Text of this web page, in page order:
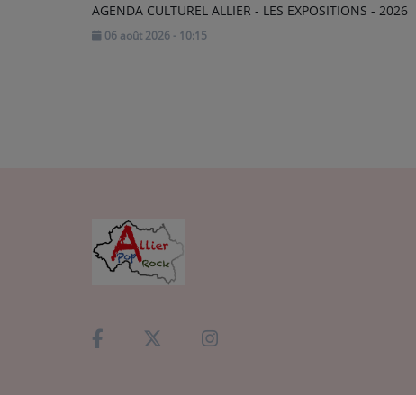
AGENDA CULTUREL ALLIER - LES EXPOSITIONS - 2026
06 août 2026 - 10:15